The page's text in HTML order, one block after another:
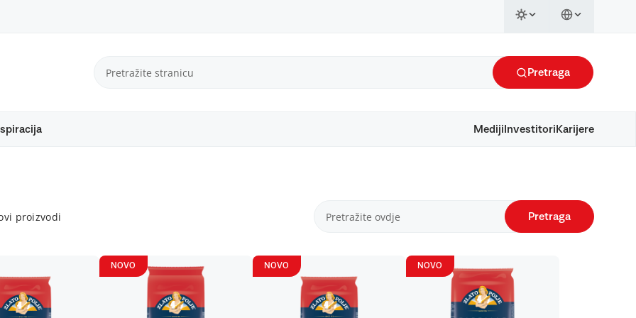
Pretraga
Mediji Investitori Karijere
proizvodi Pretraga
NOVO NOVO NOVO